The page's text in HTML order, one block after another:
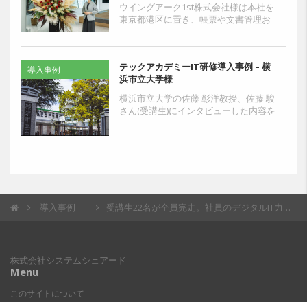
ウイングアーク1st株式会社様は本社を
東京都港区に置き、帳票や文書管理お
ア・クラウドサービスを開発、提供し
テックアカデミーIT研修導入事例 – 横
浜市立大学様
横浜市立大学の佐藤 彰洋教授、佐藤 駿
さん(受講生)にインタビューした内容を
導入事例
導入事例 受講生22名が全員完走。社員のデジタルIT力を高め、データAI活用プロジェクトの円滑化へ
株式会社システムシェアード
Menu
このサイトについて